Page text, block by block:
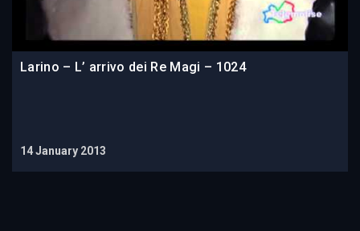
Larino – L’ arrivo dei Re Magi – 1024
14 January 2013